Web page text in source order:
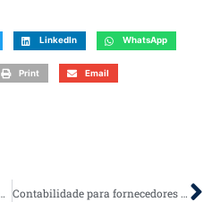
LinkedIn WhatsApp
Print Email
vantagens e ganhos reais! Contabilidade para fornecedores de serviços públicos